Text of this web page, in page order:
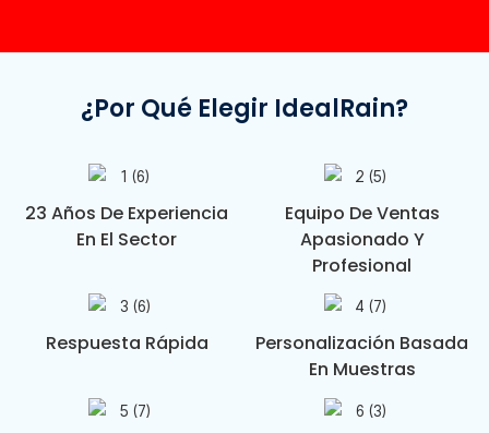
¿Por Qué Elegir IdealRain?
23 Años De Experiencia
En El Sector
Equipo De Ventas
Apasionado Y
Profesional
Respuesta Rápida
Personalización Basada
En Muestras